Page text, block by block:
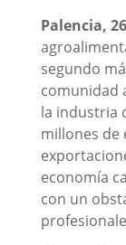
Palencia,
segundo
comunidad
la industria
millones de
economía
con un